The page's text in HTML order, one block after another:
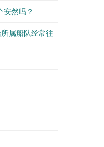
安然吗？
属船队经常往